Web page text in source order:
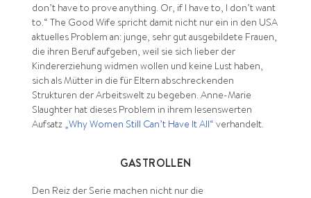
don’t have to prove anything. Or, if I have to, I don’t want
to.“ The Good Wife spricht damit nicht nur ein in den USA
aktuelles Problem an: junge, sehr gut ausgebildete Frauen,
die ihren Beruf aufgeben, weil sie sich lieber der
Kindererziehung widmen wollen und keine Lust haben,
sich als Mütter in die für Eltern abschreckenden
Strukturen der Arbeitswelt zu begeben. Anne-Marie
Slaughter hat dieses Problem in ihrem lesenswerten
Aufsatz „Why Women Still Can’t Have It All“ verhandelt.
GASTROLLEN
Den Reiz der Serie machen nicht nur die